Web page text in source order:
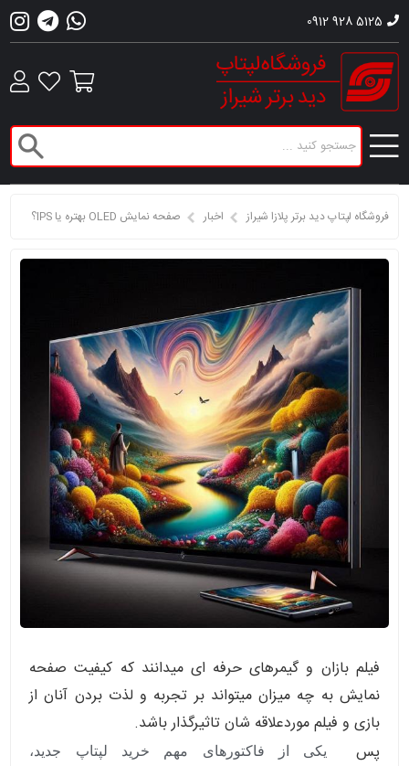
0912 928 5125
فروشگاه لپتاپ دید برتر پلازا شیراز اخبار صفحه نمایش OLED بهتره یا IPS؟
فیلم بازان و گیمرهای حرفه ای میدانند که کیفیت صفحه
نمایش به چه میزان میتواند بر تجربه و لذت بردن آنان از
بازی و فیلم موردعلاقه شان تاثیرگذار باشد.
پس
یکی از فاکتورهای مهم خرید لپتاپ جدید،